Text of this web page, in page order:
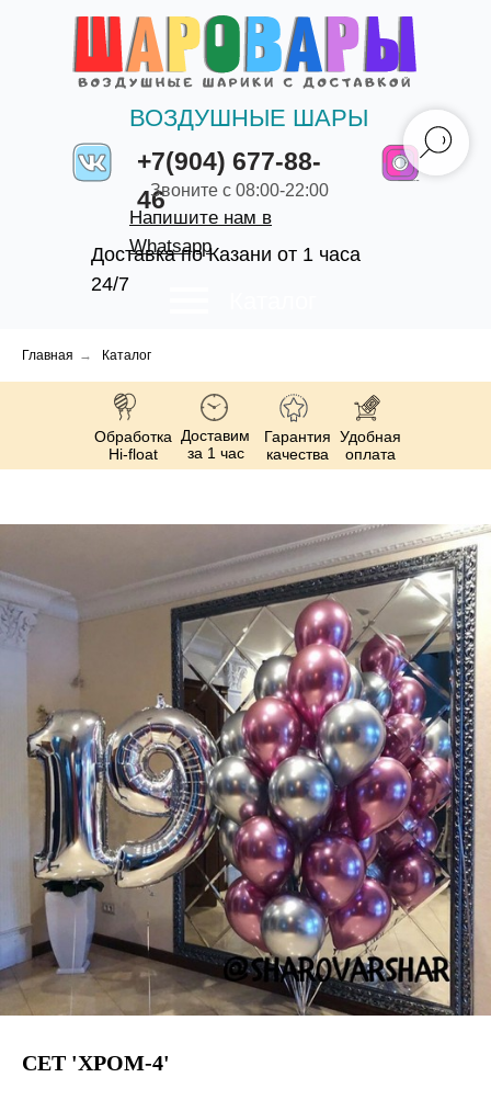
+7(904) 677-88-
46
ВОЗДУШНЫЕ ШАРЫ
Доставка по Казани от 1 часа
24/7
Звоните с 08:00-22:00
Напишите нам в
Whatsapp
Главная → Каталог
Обработка
Hi-float
Доставим
за 1 час
Гарантия
качества
Удобная
оплата
СЕТ 'ХРОМ-4'